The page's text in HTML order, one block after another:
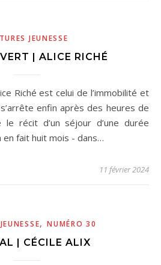
JEUNESSE
| ALICE RICHÉ
enfin après des heures de
récit d’un séjour d’une durée
fait huit mois - dans…
11 février 2024
,NUMÉRO 30
| CÉCILE ALIX